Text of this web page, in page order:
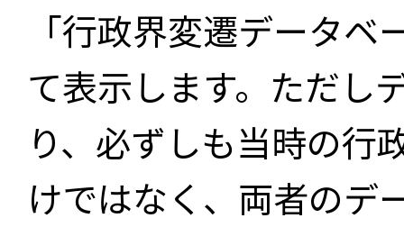
「行政界変遷データ
て表示します。ただし
り、必ずしも当時の行
けではなく、両者のデ